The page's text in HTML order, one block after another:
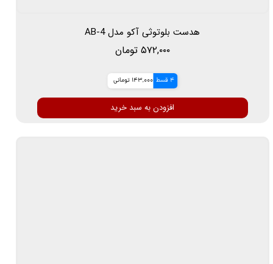
هدست بلوتوثی آکو مدل AB-4
۵۷۲,۰۰۰ تومان
4 قسط 143,000 تومانی
افزودن به سبد خرید